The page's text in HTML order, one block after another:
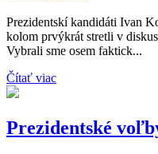
Prezidentskí kandidáti Ivan
kolom prvýkrát stretli v
Vybrali sme osem faktick...
Čítať viac
Prezidentské